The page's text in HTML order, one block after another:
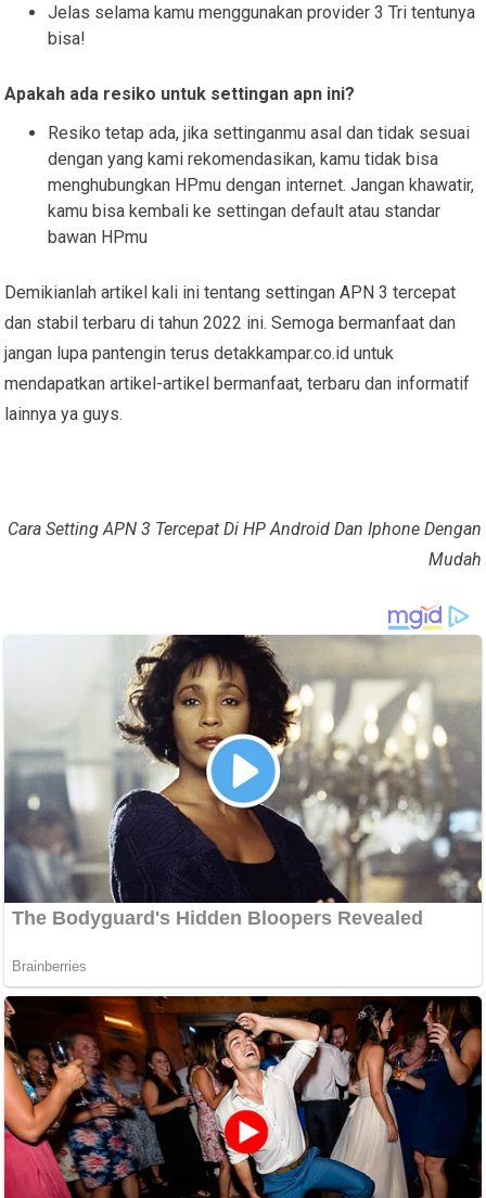
Jelas selama kamu menggunakan provider 3 Tri tentunya
bisa!
Apakah ada resiko untuk settingan apn ini?
Resiko tetap ada, jika settinganmu asal dan tidak sesuai
dengan yang kami rekomendasikan, kamu tidak bisa
menghubungkan HPmu dengan internet. Jangan khawatir,
kamu bisa kembali ke settingan default atau standar
bawan HPmu
Demikianlah artikel kali ini tentang settingan APN 3 tercepat
dan stabil terbaru di tahun 2022 ini. Semoga bermanfaat dan
jangan lupa pantengin terus detakkampar.co.id untuk
mendapatkan artikel-artikel bermanfaat, terbaru dan informatif
lainnya ya guys.
Cara Setting APN 3 Tercepat Di HP Android Dan Iphone Dengan
Mudah